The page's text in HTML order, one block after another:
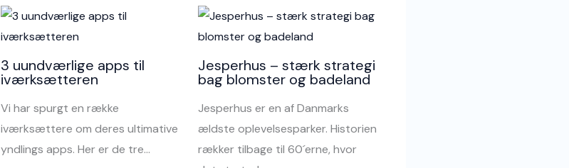
3 uundværlige apps til
iværksætteren
Vi har spurgt en række
iværksættere om deres ultimative
yndlings apps. Her er de tre…
Jesperhus – stærk strategi
bag blomster og badeland
Jesperhus er en af Danmarks
ældste oplevelsesparker. Historien
rækker tilbage til 60´erne, hvor